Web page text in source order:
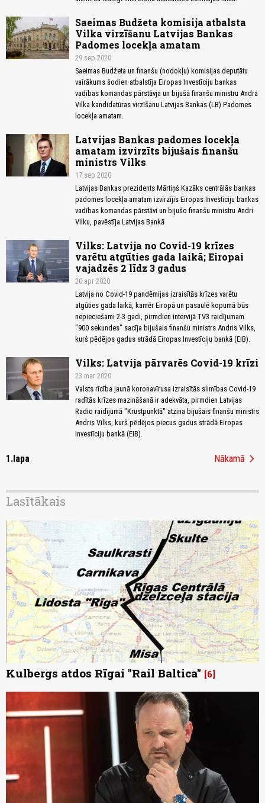
Saeimas Budžeta komisija atbalsta
Vilka virzīšanu Latvijas Bankas
Padomes locekļa amatam
29.sep 2020
Saeimas Budžeta un finanšu (nodokļu) komisijas deputātu
vairākums šodien atbalstīja Eiropas Investīciju bankas
vadības komandas pārstāvja un bijušā finanšu ministru Andra
Vilka kandidatūras virzīšanu Latvijas Bankas (LB) Padomes
locekļa amatam.
Latvijas Bankas padomes locekļa
amatam izvirzīts bijušais finanšu
ministrs Vilks
17.sep 2020
Latvijas Bankas prezidents Mārtiņš Kazāks centrālās bankas
padomes locekļa amatam izvirzījis Eiropas Investīciju bankas
vadības komandas pārstāvi un bijušo finanšu ministru Andri
Vilku, pavēstīja Latvijas Bankā
Vilks: Latvija no Covid-19 krīzes
varētu atgūties gada laikā; Eiropai
vajadzēs 2 līdz 3 gadus
20.apr 2020
Latvija no Covid-19 pandēmijas izraisītās krīzes varētu
atgūties gada laikā, kamēr Eiropā un pasaulē kopumā būs
nepieciešami 2-3 gadi, pirmdien intervijā TV3 raidījumam
"900 sekundes" sacīja bijušais finanšu ministrs Andris Vilks,
kurš pēdējos gadus strādā Eiropas Investīciju bankā (EIB).
Vilks: Latvija pārvarēs Covid-19 krīzi
23.mar 2020
Valsts rīcība jaunā koronavīrusa izraisītās slimības Covid-19
radītās krīzes mazināšanā ir adekvāta, pirmdien Latvijas
Radio raidījumā "Krustpunktā" atzina bijušais finanšu ministrs
Andris Vilks, kurš pēdējos piecus gadus strādā Eiropas
Investīciju bankā (EIB).
1.lapa Nākamā chevron_right
Lasītākais
Kulbergs atdos Rīgai "Rail Baltica" 6